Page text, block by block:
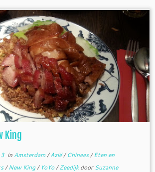
King
in Amsterdam/Azië/Chinees/Eten en
/New King/ YoYo/ZeedijkdoorSuzanne